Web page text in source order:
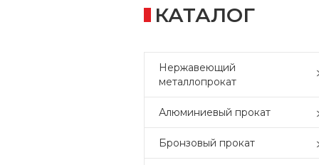
КАТАЛОГ
Нержавеющий
металлопрокат
Алюминиевый прокат
Бронзовый прокат